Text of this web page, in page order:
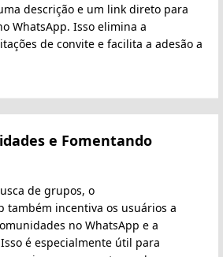
descrição e um link direto para
WhatsApp. Isso elimina a
de convite e facilita a adesão a
e Fomentando
de grupos, o
também incentiva os usuários a
no WhatsApp e a
é especialmente útil para